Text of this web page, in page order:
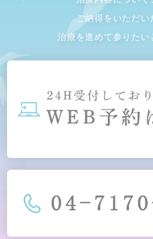
ご納得をいただい
治療を進めて参りたい